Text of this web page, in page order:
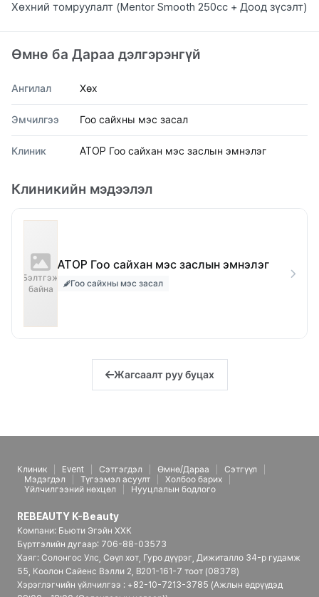
Хөхний томруулалт (Mentor Smooth 250cc + Доод зүсэлт)
Өмнө ба Дараа дэлгэрэнгүй
Ангилал Хөх
Эмчилгээ Гоо сайхны мэс засал
Клиник ATOP Гоо сайхан мэс заслын эмнэлэг
Клиникийн мэдээлэл
Бэлтгэж
байна
ATOP Гоо сайхан мэс заслын эмнэлэг
Гоо сайхны мэс засал
Жагсаалт руу буцах
Клиник Event Сэтгэгдэл Өмнө/Дараа
Сэтгүүл
Мэдэгдэл
Түгээмэл асуулт
Холбоо барих
Үйлчилгээний нөхцөл
Нууцлалын бодлого
REBEAUTY K-Beauty
Компани: Бьюти Эгэйн ХХК
Бүртгэлийн дугаар: 706-88-03573
Хаяг: Солонгос Улс, Сөүл хот, Гуро дүүрэг, Дижиталло 34-р гудамж
55, Коолон Сайенс Вэлли 2, B201-161-7 тоот (08378)
Хэрэглэгчийн үйлчилгээ : +82-10-7213-3785 (Ажлын өдрүүдэд